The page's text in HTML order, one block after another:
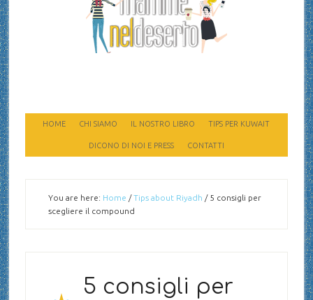
HOME CHI SIAMO IL NOSTRO LIBRO TIPS PER KUWAIT
DICONO DI NOI E PRESS CONTATTI
You are here: Home / Tips about Riyadh /5 consigli per
scegliere il compound
5 consigli per